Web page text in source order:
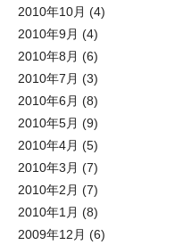
2010年10月 (4)
2010年9月 (4)
2010年8月 (6)
2010年7月 (3)
2010年6月 (8)
2010年5月 (9)
2010年4月 (5)
2010年3月 (7)
2010年2月 (7)
2010年1月 (8)
2009年12月 (6)